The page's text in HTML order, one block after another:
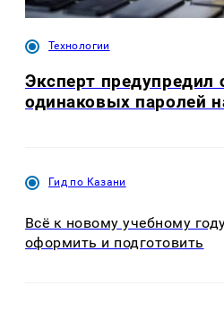
Технологии
Эксперт предупредил
одинаковых паролей
Гид по Казани
Всё к новому учебному
оформить и подготовить